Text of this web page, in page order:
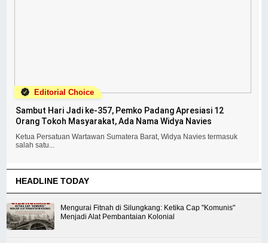
Editorial Choice
Sambut Hari Jadi ke-357, Pemko Padang Apresiasi 12
Orang Tokoh Masyarakat, Ada Nama Widya Navies
Ketua Persatuan Wartawan Sumatera Barat, Widya Navies termasuk
salah satu...
HEADLINE TODAY
Mengurai Fitnah di Silungkang: Ketika Cap "Komunis"
Menjadi Alat Pembantaian Kolonial